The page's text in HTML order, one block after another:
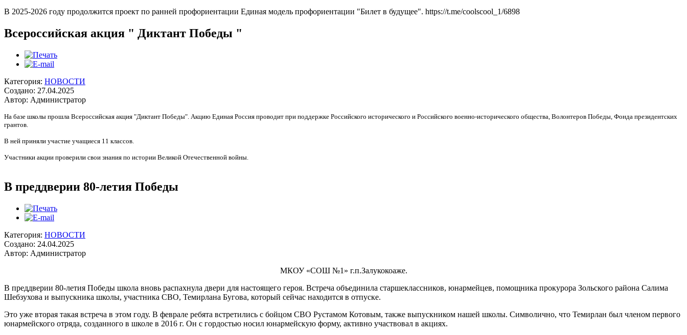
В 2025-2026 году продолжится проект по ранней профориентации Единая модель профориентации "Билет в будущее". https://t.me/coolscool_1/6898
Всероссийская акция " Диктант Победы "
Категория: НОВОСТИ
Создано: 27.04.2025
Автор: Администратор
На базе школы прошла Всероссийская акция "Диктант Победы". Акцию Единая Россия проводит при поддержке Российского исторического и Российского военно-исторического общества, Волонтеров Победы, Фонда президентских
грантов.
В ней приняли участие учащиеся 11 классов.
Участники акции проверили свои знания по истории Великой Отечественной войны.
В преддверии 80-летия Победы
Категория: НОВОСТИ
Создано: 24.04.2025
Автор: Администратор
МКОУ «СОШ №1» г.п.Залукокоаже.
В преддверии 80-летия Победы школа вновь распахнула двери для настоящего героя. Встреча объединила старшеклассников, юнармейцев, помощника прокурора Зольского района Салима
Шебзухова и выпускника школы, участника СВО, Темирлана Бугова, который сейчас находится в отпуске.
Это уже вторая такая встреча в этом году. В феврале ребята встретились с бойцом СВО Рустамом Котовым, также выпускником нашей школы. Символично, что Темирлан был членом первого
юнармейского отряда, созданного в школе в 2016 г. Он с гордостью носил юнармейскую форму, активно участвовал в акциях.